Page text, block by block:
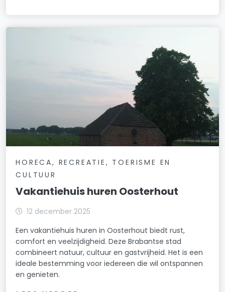
HORECA, RECREATIE, TOERISME EN
CULTUUR
Vakantiehuis huren Oosterhout
12 december 2025
Een vakantiehuis huren in Oosterhout biedt rust,
comfort en veelzijdigheid. Deze Brabantse stad
combineert natuur, cultuur en gastvrijheid. Het is een
ideale bestemming voor iedereen die wil ontspannen
en genieten.